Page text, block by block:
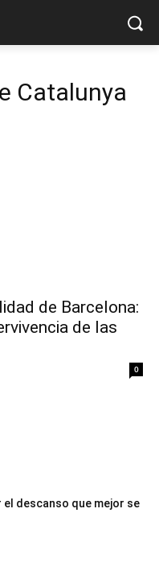
Catalunya
de Barcelona:
de las
0
descanso que mejor se